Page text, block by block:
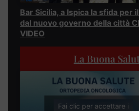
Bar Sicilia, a Ispica la sfida per
dal nuovo governo della città
VIDEO
La Buona
Fai clic per accettare i